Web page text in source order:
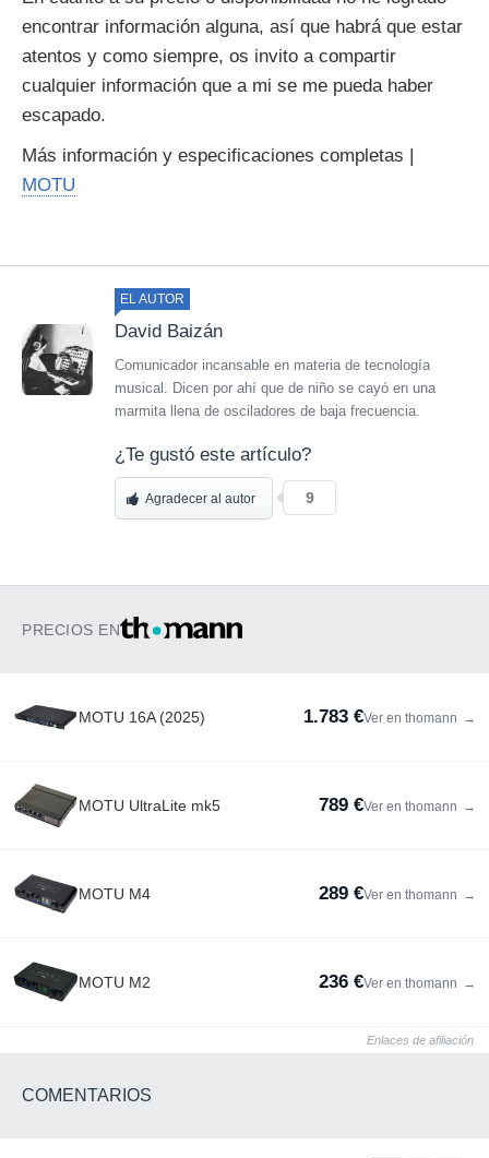
encontrar información alguna, así que habrá que estar
atentos y como siempre, os invito a compartir
cualquier información que a mi se me pueda haber
escapado.
Más información y especificaciones completas |
MOTU
EL AUTOR
David Baizán
Comunicador incansable en materia de tecnología
musical. Dicen por ahí que de niño se cayó en una
marmita llena de osciladores de baja frecuencia.
¿Te gustó este artículo?
Agradecer al autor 9
PRECIOS EN
MOTU 16A (2025) 1.783 €Ver en thomann →
MOTU UltraLite mk5 789 €Ver en thomann →
MOTU M4 289 €Ver en thomann →
MOTU M2 236 €Ver en thomann →
Enlaces de afiliación
COMENTARIOS